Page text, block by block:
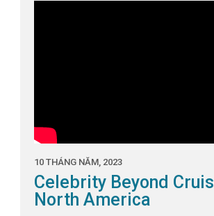
10 THÁNG NĂM, 2023
Celebrity Beyond
North America